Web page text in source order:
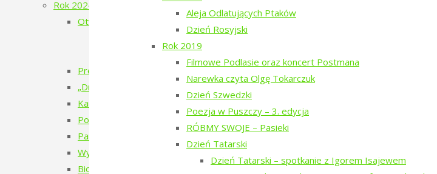
Aleja Odlatujących Ptaków
Dzień Rosyjski
Rok 2019
Filmowe Podlasie oraz koncert Postmana
Narewka czyta Olgę Tokarczuk
Dzień Szwedzki
Poezja w Puszczy – 3. edycja
RÓBMY SWOJE – Pasieki
Dzień Tatarski
Dzień Tatarski – spotkanie z Igorem Isajewem
Rok 2024
Otwarcie wystawy – Bieżeństwo 1915
Bieżeństwo – zapomniane uchodźstwo
Bezhenstvo – the exile / Бежанства
Premiera książki poetyckiej Julii Fiedorczuk „Glif”
„Drobny kruchy człowiek”
Kamienie musiały polecieć – spotkanie z Anetą Prymaką
Poezja w Puszczy – 5. edycja – 2024
Pan Les
Wystawa Faustyna Drużyckiego „Teren typu bagno.”
Biodróż